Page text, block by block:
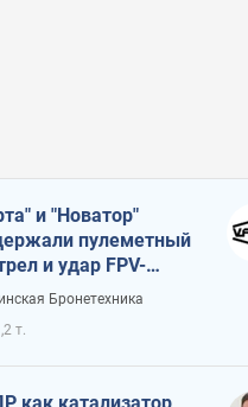
и "Новатор"
пулеметный
и удар FPV-
сохранив жизнь
Бронетехника
т.